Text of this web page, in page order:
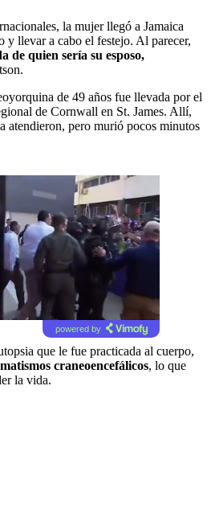
la mujer llegó a Jamaica
y llevar a cabo el festejo. Al parecer,
de quien sería su esposo,
de 49 años fue llevada por el
de Cornwall en St. James. Allí,
atendieron, pero murió pocos minutos
powered by
que le fue practicada al cuerpo,
craneoencefálicos, lo que
la vida.